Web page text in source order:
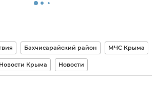
Бахчисарайский район МЧС Крыма
Новости Крыма Новости